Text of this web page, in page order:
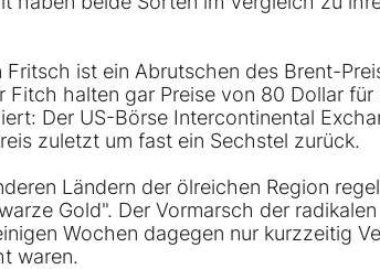
ist ein Abrutschen des Brent-
halten gar Preise von 80 Dollar für
Der US-Börse Intercontinental
zuletzt um fast ein Sechstel zurück.
Ländern der ölreichen Region
Gold". Der Vormarsch der
Wochen dagegen nur kurzzeitig
waren.